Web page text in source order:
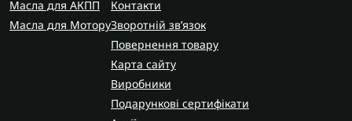
Масла для АКПП
Масла для Мотору
Контакти
Зворотній зв’язок
Повернення товару
Карта сайту
Виробники
Подарункові сертифікати